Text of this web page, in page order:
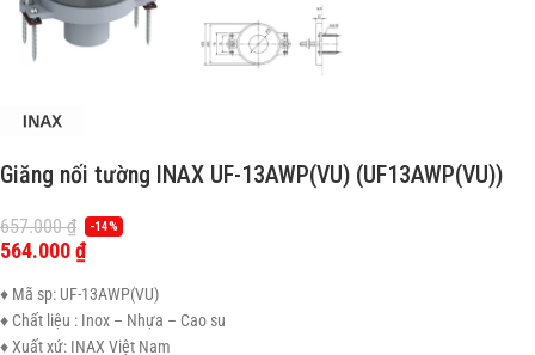
Giăng nối tường INAX UF-13AWP(VU) (UF13AWP(VU))
657.000₫ -14%
564.000₫
♦ Mã sp: UF-13AWP(VU)
♦ Chất liệu : Inox – Nhựa – Cao su
♦ Xuất xứ: INAX Việt Nam